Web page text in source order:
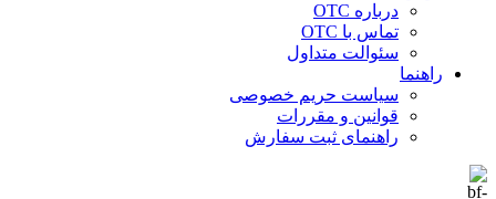
درباره OTC
تماس با OTC
سئوالت متداول
راهنما
سیاست حریم خصوصی
قوانین و مقررات
راهنمای ثبت سفارش